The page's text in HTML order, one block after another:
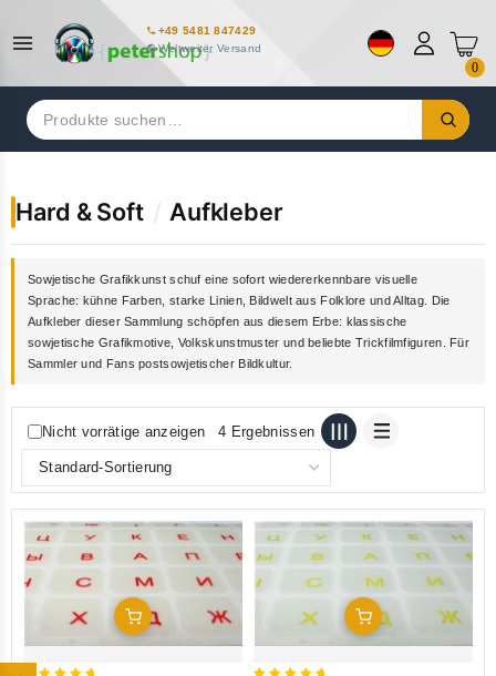
+49 5481 847429
Weltweiter Versand
0
Suchen
nach:
Hard & Soft / Aufkleber
Sowjetische Grafikkunst schuf eine sofort wiedererkennbare visuelle
Sprache: kühne Farben, starke Linien, Bildwelt aus Folklore und Alltag. Die
Aufkleber dieser Sammlung schöpfen aus diesem Erbe: klassische
sowjetische Grafikmotive, Volkskunstmuster und beliebte Trickfilmfiguren. Für
Sammler und Fans postsowjetischer Bildkultur.
Nicht vorrätige anzeigen 4 Ergebnissen
In Den Warenkorb In Den Warenkorb